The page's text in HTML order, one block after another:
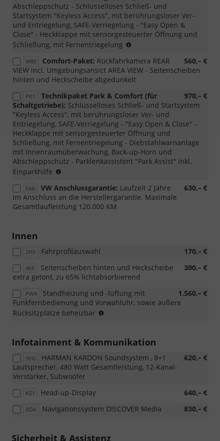
Abschleppschutz - Schlüsselloses Schließ- und
Startsystem "Keyless Access", mit berührungsloser Ver-
und Entriegelung, SAFE-Verriegelung - "Easy Open &
Close" - Heckklappe mit sensorgesteuerter Öffnung und
Schließung, mit Fernentriegelung
Variant
bestellbar
W80 560,– €
Comfort-Paket: Rückfahrkamera REAR
VIEW incl. Umgebungsansict AREA VIEW - Seitenscheiben
hinten und Heckscheibe abgedunkelt
PK1 970,– €
Technikpaket Park & Comfort (für
Schaltgetriebe): Schlüsselloses Schließ- und Startsystem
"Keyless Access", mit berührungsloser Ver- und
Entriegelung, SAFE-Verriegelung - "Easy Open & Close" -
Heckklappe mit sensorgesteuerter Öffnung und
Schließung, mit Fernentriegelung - Diebstahlwarnanlage
mit Innenraumüberwachung, Back-up-Horn und
Abschleppschutz - Parklenkassistent "Park Assist" inkl.
Einparkhilfe
Variant
bestellbar
EA6 630,– €
VW Anschlussgarantie: Laufzeit 2 Jahre
im Anschluss an die Herstellergarantie. Maximale
Gesamtlaufleistung 120.000 KM
Innen
2H5 170,– €
Fahrprofilauswahl
4KF 300,– €
Seitenscheiben hinten und Heckscheibe
extra getönt, zu 65% lichtabsorbierend
PW4 1.560,– €
Standheizung und -lüftung mit
Funkfernbedienung und Vorwahluhr, sowie äußere
Rücksitzplätze beheizbar
bestellbar
Infotainment & Kommunikation
9VG 620,– €
HARMAN KARDON Soundsystem , 8+1
Lautsprecher, 480 Watt Gesamtleistung, 12-Kanal-
Verstärker, Subwoofer
KS1 640,– €
Head-up-Display
RDA 830,– €
Navigationssystem DISCOVER Media
Sicherheit & Assistenz